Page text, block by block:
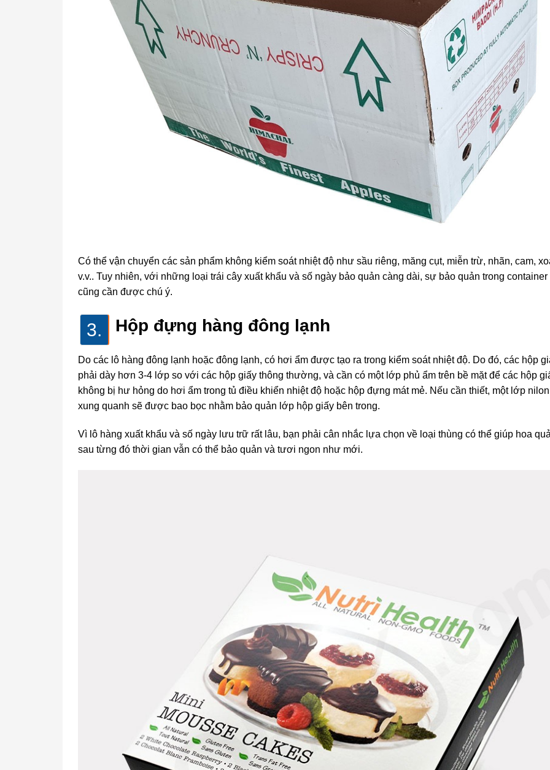
Có thể vận chuyển các sản phẩm không kiểm soát nhiệt độ như sầu riêng, măng cụt, miễn trừ, nhãn, cam,
v.v.. Tuy nhiên, với những loại trái cây xuất khẩu và số ngày bảo quản càng dài, sự bảo quản trong container
cũng cần được chú ý.
3. Hộp đựng hàng đông lạnh
Do các lô hàng đông lạnh hoặc đông lạnh, có hơi ẩm được tạo ra trong kiểm soát nhiệt độ. Do đó, các hộp
phải dày hơn 3-4 lớp so với các hộp giấy thông thường, và cần có một lớp phủ ẩm trên bề mặt để các hộp
không bị hư hỏng do hơi ẩm trong tủ điều khiển nhiệt độ hoặc hộp đựng mát mẻ. Nếu cần thiết, một lớp nilon
xung quanh sẽ được bao bọc nhằm bảo quản lớp hộp giấy bên trong.
Vì lô hàng xuất khẩu và số ngày lưu trữ rất lâu, bạn phải cân nhắc lựa chọn về loại thùng có thể giúp hoa
sau từng đó thời gian vẫn có thể bảo quản và tươi ngon như mới.